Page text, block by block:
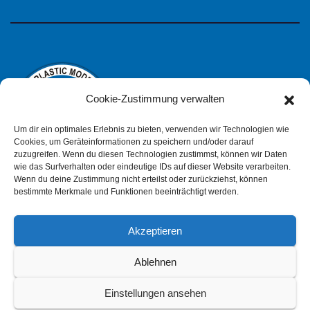
Cookie-Zustimmung verwalten
Um dir ein optimales Erlebnis zu bieten, verwenden wir Technologien wie
Cookies, um Geräteinformationen zu speichern und/oder darauf
zuzugreifen. Wenn du diesen Technologien zustimmst, können wir Daten
wie das Surfverhalten oder eindeutige IDs auf dieser Website verarbeiten.
Wenn du deine Zustimmung nicht erteilst oder zurückziehst, können
bestimmte Merkmale und Funktionen beeinträchtigt werden.
Akzeptieren
Ablehnen
Einstellungen ansehen
IPMS Deutschland
Datenschutzerklärung (pdf)
Cookie-Richtlinie (EU)